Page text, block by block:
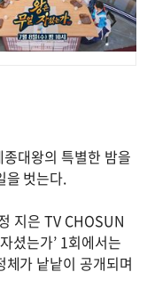
대왕의 특별한 밤을
을 벗는다.
지은 TV CHOSUN
셨는가’ 1회에서는
체가 낱낱이 공개되며